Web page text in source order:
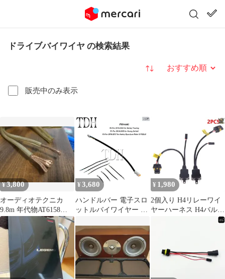
ドライブバイワイヤ の検索結果
販売中のみ表示
並び替え
¥3,800
オーディオテクニカ
9.8m 年代物AT6158
OFCスピーカーケーブ
ル 銅線
¥ 3,680
ハンドルバー 電子スロ
ットルバイワイヤー ハ
イル ツーリング 16-22
ダイナ ローライダー ス
イッチ配線
¥ 1,980
2個入り H4リレーワイ
ヤーハーネス H4バルブ
バイLEDキセノンスポ